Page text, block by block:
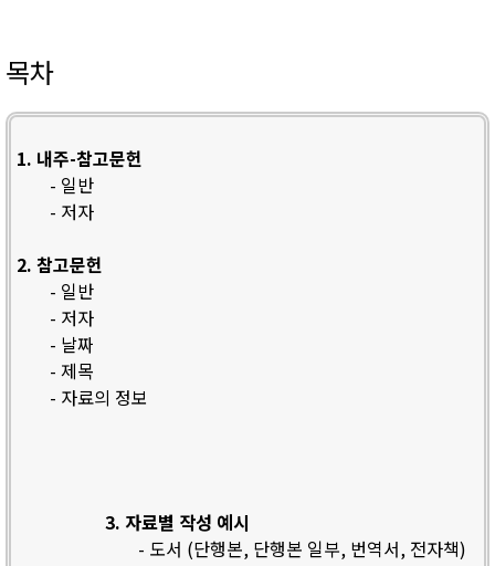
목차
1. 내주-참고문헌
- 일반
- 저자
2. 참고문헌
- 일반
- 저자
- 날짜
- 제목
- 자료의 정보
3. 자료별 작성 예시
- 도서 (단행본, 단행본 일부, 번역서, 전자책)